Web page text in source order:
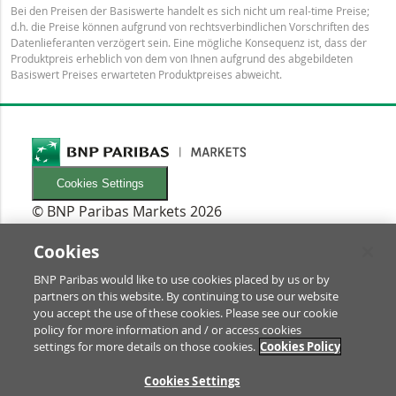
Bei den Preisen der Basiswerte handelt es sich nicht um real-time Preise;
d.h. die Preise können aufgrund von rechtsverbindlichen Vorschriften des
Datenlieferanten verzögert sein. Eine mögliche Konsequenz ist, dass der
Produktpreis erheblich von dem von Ihnen aufgrund des abgebildeten
Basiswert Preises erwarteten Produktpreises abweicht.
Cookies Settings
© BNP Paribas Markets 2026
Newsletters
Glossar
RECHTLICHES
Nutzungsbedingungen/Rechtliche Hinweise
Prospekt & Anleger-Informationen
Cookies
BNP Paribas would like to use cookies placed by us or by
partners on this website. By continuing to use our website
you accept the use of these cookies. Please see our cookie
policy for more information and / or access cookies
settings for more details on those cookies. Cookies Policy
Cookies Settings